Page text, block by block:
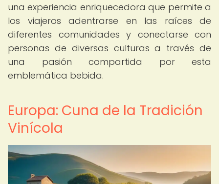
una experiencia enriquecedora que permite a
los viajeros adentrarse en las raíces de
diferentes comunidades y conectarse con
personas de diversas culturas a través de
una pasión compartida por esta
emblemática bebida.
Europa: Cuna de la Tradición
Vinícola